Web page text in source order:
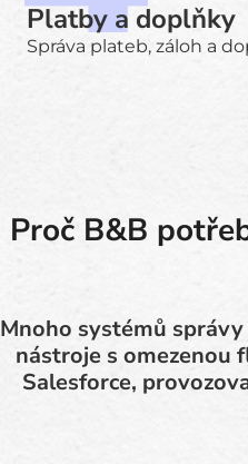
Platby a doplňky
Správa plateb, záloh a
Proč B&B
Mnoho systémů
nástroje s omezenou
Salesforce,